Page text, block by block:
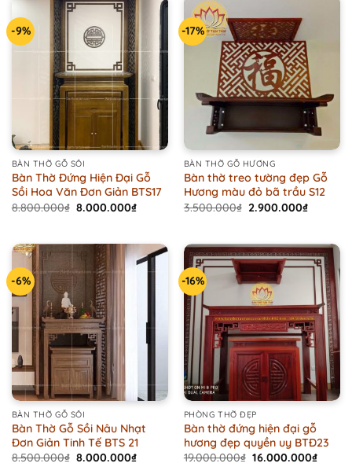
-9%
BÀN THỜ GỖ SỒI
Bàn Thờ Đứng Hiện Đại Gỗ
Sồi Hoa Văn Đơn Giản BTS17
8.800.000₫ Original
8.000.000₫Current
-17%
BÀN THỜ GỖ HƯƠNG
Bàn thờ treo tường đẹp Gỗ
Hương màu đỏ bã trầu S12
3.500.000₫ Original
2.900.000₫Current
-6%
BÀN THỜ GỖ SỒI
Bàn Thờ Gỗ Sồi Nâu Nhạt
Đơn Giản Tinh Tế BTS 21
8.500.000₫ Original
8.000.000₫Current
-16%
PHÒNG THỜ ĐẸP
Bàn thờ đứng hiện đại gỗ
hương đẹp quyền uy BTĐ23
19.000.000₫ Original
16.000.000₫